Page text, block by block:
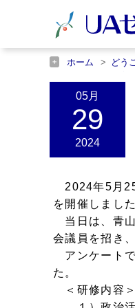
ホーム どう
ホーム
05月
29
2024
2024年5月25
を開催しまし
当日は、青山
会議員を招き
アンケートで
た。
＜研修内容＞